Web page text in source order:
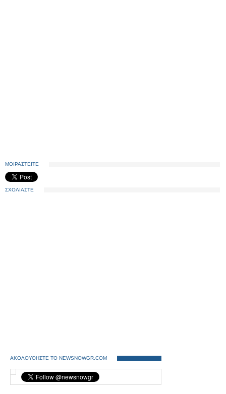
ΜΟΙΡΑΣΤΕΙΤΕ
ΣΧΟΛΙΑΣΤΕ
ΑΚΟΛΟΥΘΗΣΤΕ ΤΟ NEWSNOWGR.COM